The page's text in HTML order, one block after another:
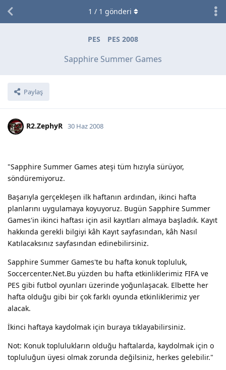
PES PES 2008
Sapphire Summer Games
Paylaş
1 / 1 gönderi
R2.ZephyR 30 Haz 2008
"Sapphire Summer Games ateşi tüm hızıyla sürüyor,
söndüremiyoruz.
Başarıyla gerçekleşen ilk haftanın ardından, ikinci hafta
planlarını uygulamaya koyuyoruz. Bugün Sapphire Summer
Games'in ikinci haftası için asil kayıtları almaya başladık. Kayıt
hakkında gerekli bilgiyi kâh Kayıt sayfasından, kâh Nasıl
Katılacaksınız sayfasından edinebilirsiniz.
Sapphire Summer Games'te bu hafta konuk topluluk,
Soccercenter.Net.Bu yüzden bu hafta etkinliklerimiz FIFA ve
PES gibi futbol oyunları üzerinde yoğunlaşacak. Elbette her
hafta olduğu gibi bir çok farklı oyunda etkinliklerimiz yer
alacak.
İkinci haftaya kaydolmak için buraya tıklayabilirsiniz.
Not: Konuk toplulukların olduğu haftalarda, kaydolmak için o
topluluğun üyesi olmak zorunda değilsiniz, herkes gelebilir."